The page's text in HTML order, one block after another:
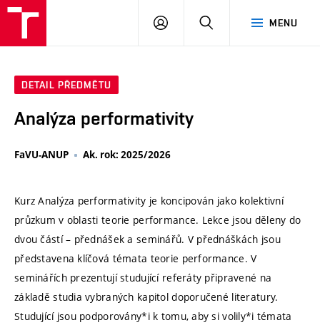
MENU
PŘIHLÁSIT
DETAIL PŘEDMĚTU
Analýza performativity
FaVU-ANUP Ak. rok: 2025/2026
Kurz Analýza performativity je koncipován jako kolektivní
průzkum v oblasti teorie performance. Lekce jsou děleny do
dvou částí – přednášek a seminářů. V přednáškách jsou
představena klíčová témata teorie performance. V
seminářích prezentují studující referáty připravené na
základě studia vybraných kapitol doporučené literatury.
Studující jsou podporovány*i k tomu, aby si volily*i témata